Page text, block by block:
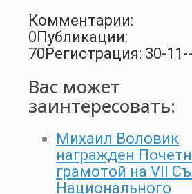
Комментарии:
0Публикации:
70Регистрация: 30-
Вас может
заинтересовать:
Михаил Воловик
награжден
грамотой на VII
Национального